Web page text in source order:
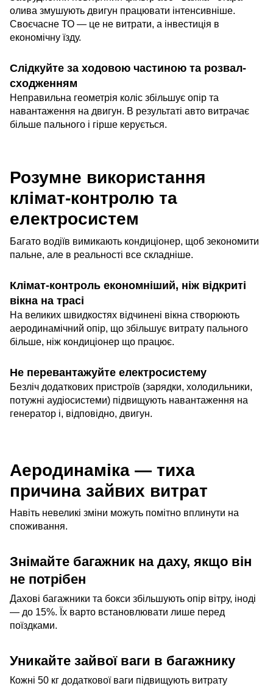
олива змушують двигун працювати інтенсивніше.
Своєчасне ТО — це не витрати, а інвестиція в
економічну їзду.
Слідкуйте за ходовою частиною та розвал-
сходженням
Неправильна геометрія коліс збільшує опір та
навантаження на двигун. В результаті авто витрачає
більше пального і гірше керується.
Розумне використання
клімат-контролю та
електросистем
Багато водіїв вимикають кондиціонер, щоб зекономити
пальне, але в реальності все складніше.
Клімат-контроль економніший, ніж відкриті
вікна на трасі
На великих швидкостях відчинені вікна створюють
аеродинамічний опір, що збільшує витрату пального
більше, ніж кондиціонер що працює.
Не перевантажуйте електросистему
Безліч додаткових пристроїв (зарядки, холодильники,
потужні аудіосистеми) підвищують навантаження на
генератор і, відповідно, двигун.
Аеродинаміка — тиха
причина зайвих витрат
Навіть невеликі зміни можуть помітно вплинути на
споживання.
Знімайте багажник на даху, якщо він
не потрібен
Дахові багажники та бокси збільшують опір вітру, іноді
— до 15%. Їх варто встановлювати лише перед
поїздками.
Уникайте зайвої ваги в багажнику
Кожні 50 кг додаткової ваги підвищують витрату